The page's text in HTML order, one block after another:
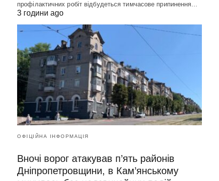
профілактичних робіт відбудеться тимчасове припинення…
3 години ago
ОФІЦІЙНА ІНФОРМАЦІЯ
Вночі ворог атакував п’ять районів
Дніпропетровщини, в Кам’янському